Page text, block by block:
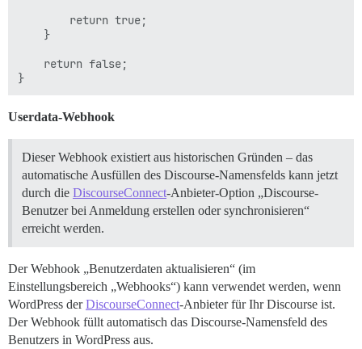
        return true;
    }
    return false;
Userdata-Webhook
Dieser Webhook existiert aus historischen Gründen – das
automatische Ausfüllen des Discourse-Namensfelds kann jetzt
durch die DiscourseConnect-Anbieter-Option „Discourse-
Benutzer bei Anmeldung erstellen oder synchronisieren“
erreicht werden.
Der Webhook „Benutzerdaten aktualisieren“ (im
Einstellungsbereich „Webhooks“) kann verwendet werden, wenn
WordPress derDiscourseConnect-Anbieter für Ihr Discourse ist.
Der Webhook füllt automatisch das Discourse-Namensfeld des
Benutzers in WordPress aus.